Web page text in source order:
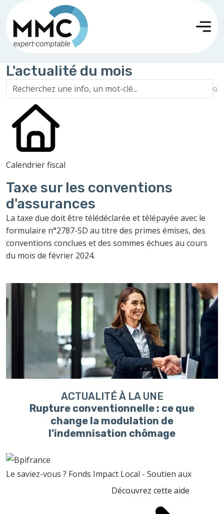
L'actualité du mois
Calendrier fiscal
Taxe sur les conventions
d'assurances
La taxe due doit être télédéclarée et télépayée avec le
formulaire n°2787-SD au titre des primes émises, des
conventions conclues et des sommes échues au cours
du mois de février 2024.
ACTUALITÉ À LA UNE
Rupture conventionnelle : ce que
change la modulation de
l’indemnisation chômage
Le saviez-vous ? Fonds Impact Local - Soutien aux
Découvrez cette aide